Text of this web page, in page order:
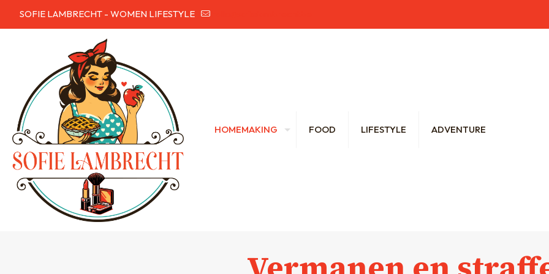
SOFIE LAMBRECHT - WOMEN LIFESTYLE
HOMEMAKING FOOD LIFESTYLE ADVENTURE